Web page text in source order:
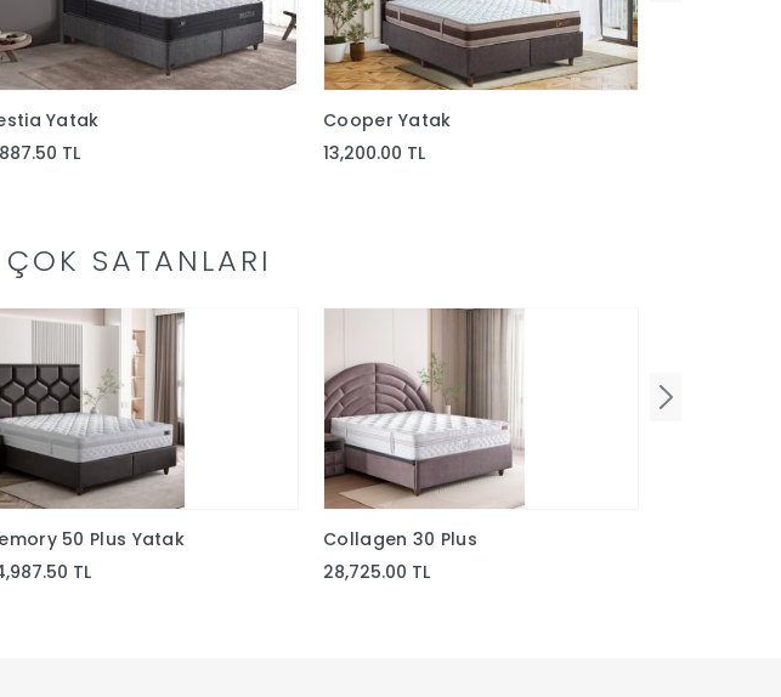
Yatak
TL
Cooper Yatak
13,200.00 TL
SATANLARI
50 Plus Yatak
TL
Collagen 30 Plus
28,725.00 TL